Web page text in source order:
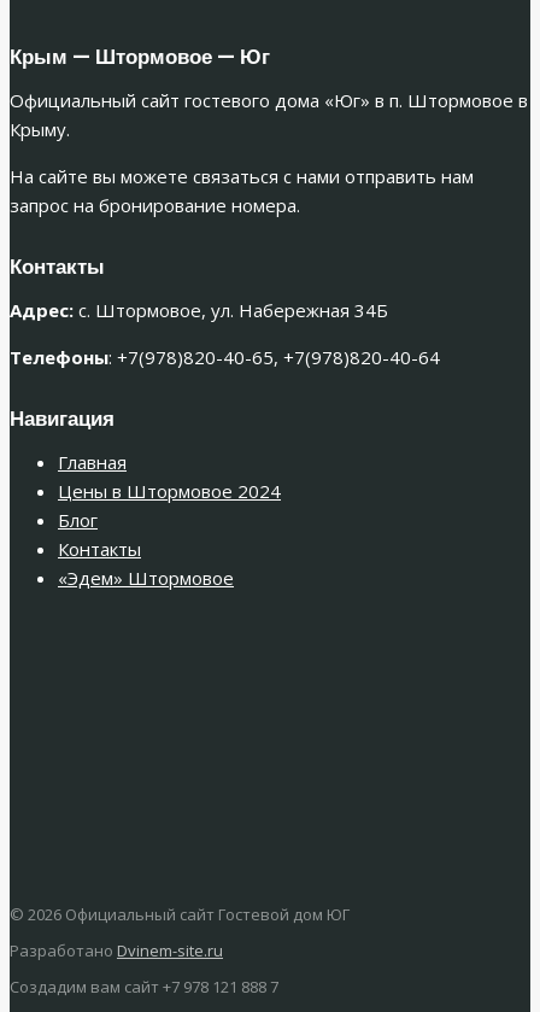
Крым — Штормовое — Юг
Официальный сайт гостевого дома «Юг» в п. Штормовое в
Крыму.
На сайте вы можете связаться с нами отправить нам
запрос на бронирование номера.
Контакты
Адрес: с. Штормовое, ул. Набережная 34Б
Телефоны: +7(978)820-40-65, +7(978)820-40-64
Навигация
Главная
Цены в Штормовое 2024
Блог
Контакты
«Эдем» Штормовое
© 2026 Официальный сайт Гостевой дом ЮГ
Разработано Dvinem-site.ru
Создадим вам сайт +7 978 121 888 7